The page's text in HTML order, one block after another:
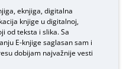
eknjiga, digitalna
knjige u digitalnoj,
od teksta i slika. Sa
E-knjigesaglasan sam i
dobijam najvažnije vesti